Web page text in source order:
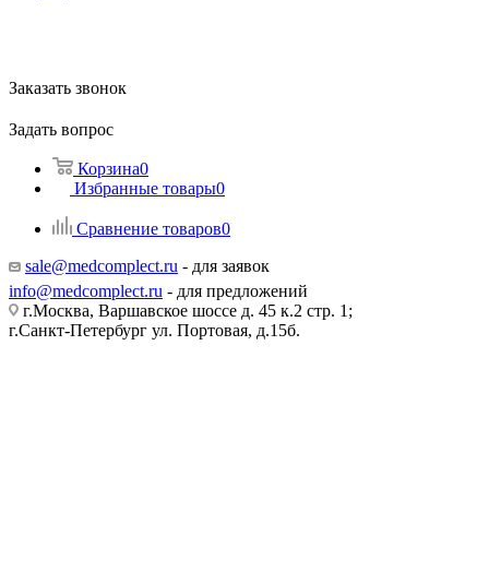
Заказать звонок
Задать вопрос
Корзина0
Избранные товары0
Сравнение товаров0
sale@medcomplect.ru - для заявок
info@medcomplect.ru - для предложений
г.Москва, Варшавское шоссе д. 45 к.2 стр. 1;
г.Санкт-Петербург ул. Портовая, д.15б.